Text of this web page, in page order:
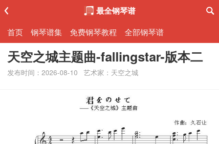
最全钢琴谱
首页
钢琴谱集 免费钢琴教程 全部钢琴谱
天空之城主题曲-fallingstar-版本二
发布时间：2026-08-10 艺术家：天空之城